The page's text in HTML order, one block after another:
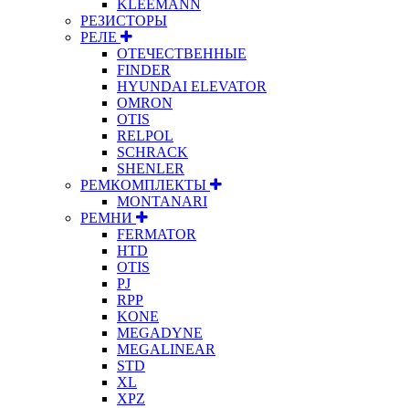
KLEEMANN
РЕЗИСТОРЫ
РЕЛЕ
ОТЕЧЕСТВЕННЫЕ
FINDER
HYUNDAI ELEVATOR
OMRON
OTIS
RELPOL
SCHRACK
SHENLER
РЕМКОМПЛЕКТЫ
MONTANARI
РЕМНИ
FERMATOR
HTD
OTIS
PJ
RPP
KONE
MEGADYNE
MEGALINEAR
STD
XL
XPZ